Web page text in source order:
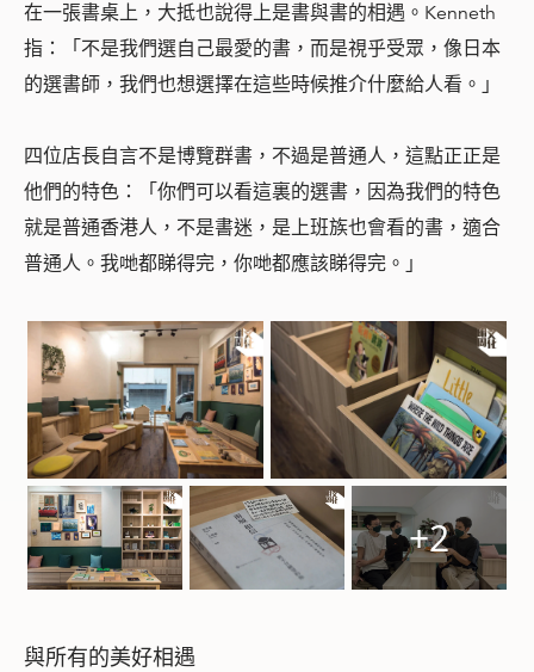
在一張書桌上，大抵也說得上是書與書的相遇。Kenneth
指：「不是我們選自己最愛的書，而是視乎受眾，像日本
的選書師，我們也想選擇在這些時候推介什麼給人看。」
四位店長自言不是博覽群書，不過是普通人，這點正正是
他們的特色：「你們可以看這裏的選書，因為我們的特色
就是普通香港人，不是書迷，是上班族也會看的書，適合
普通人。我哋都睇得完，你哋都應該睇得完。」
+2
與所有的美好相遇